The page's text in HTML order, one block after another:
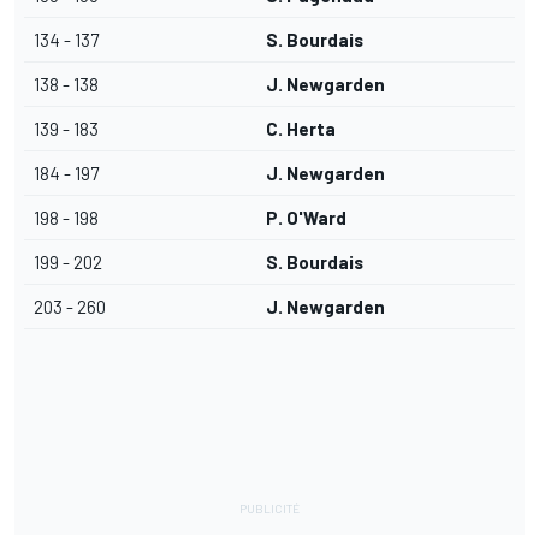
134 - 137 S. Bourdais
138 - 138 J. Newgarden
139 - 183 C. Herta
184 - 197 J. Newgarden
198 - 198 P. O'Ward
199 - 202 S. Bourdais
203 - 260 J. Newgarden